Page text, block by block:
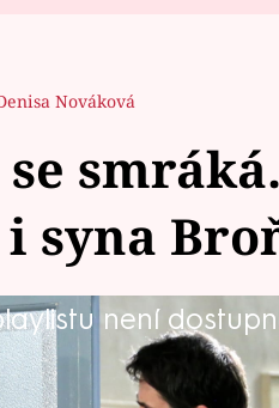
Nováková
syna
není
za jeho genetický